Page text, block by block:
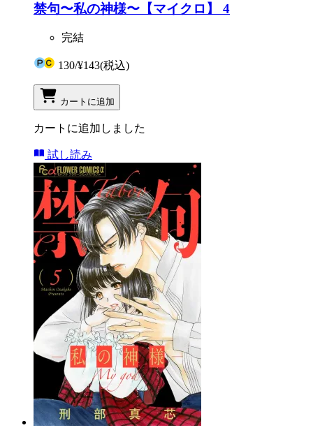
禁句〜私の神様〜【マイクロ】 4
完結
130/¥143(税込)
カートに追加
カートに追加しました
試し読み